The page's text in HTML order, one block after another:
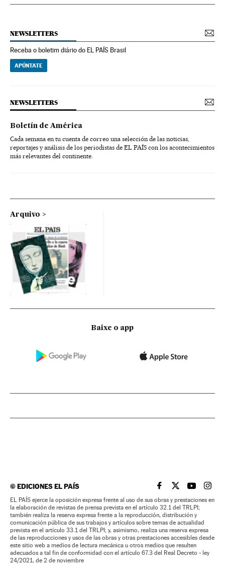
NEWSLETTERS
Receba o boletim diário do EL PAÍS Brasil
APÚNTATE
NEWSLETTERS
Boletín de América
Cada semana en tu cuenta de correo una selección de las noticias,
reportajes y análisis de los periodistas de EL PAÍS con los acontecimientos
más relevantes del continente.
Arquivo
Baixe o app
©EDICIONES EL PAÍS EL PAÍS BRASIL EN
EL PAÍSEL PAÍS
EL
EL PAÍS ejerce la oposición expresa frente al uso de sus obras y prestaciones en
la elaboración de revistas de prensa prevista en el artículo 32.1 del TRLPI;
también realiza la reserva expresa frente a la reproducción, distribución y
comunicación pública de sus trabajos y artículos sobre temas de actualidad
prevista en el artículo 33.1 del TRLPI; y, asimismo, realiza una reserva expresa
de las reproducciones y usos de las obras y otras prestaciones accesibles desde
este sitio web a medios de lectura mecánica u otros medios que resulten
adecuados a tal fin de conformidad con el artículo 67.3 del Real Decreto - ley
24/2021, de 2 de noviembre